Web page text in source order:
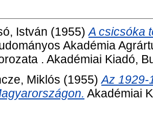
István (1955)A csicsóka
Akadémia
. Akadémiai Kiadó,
Miklós (1955)Az 1929-
Akadémiai